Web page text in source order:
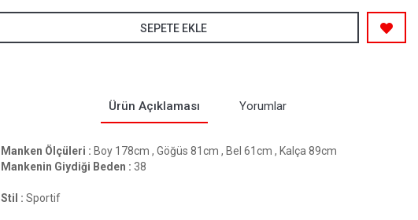
SEPETE EKLE
Ürün Açıklaması Yorumlar
Manken Ölçüleri : Boy 178cm , Göğüs 81cm , Bel 61cm , Kalça 89cm
Mankenin Giydiği Beden : 38
Stil : Sportif